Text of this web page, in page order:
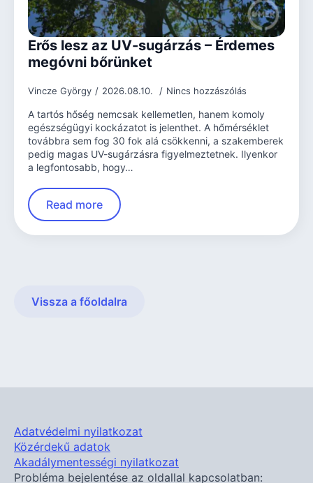
Erős lesz az UV-sugárzás – Érdemes
megóvni bőrünket
Vincze György 2026.08.10. Nincs hozzászólás
A tartós hőség nemcsak kellemetlen, hanem komoly
egészségügyi kockázatot is jelenthet. A hőmérséklet
továbbra sem fog 30 fok alá csökkenni, a szakemberek
pedig magas UV-sugárzásra figyelmeztetnek. Ilyenkor
a legfontosabb, hogy…
Read more
Vissza a főoldalra
Adatvédelmi nyilatkozat
Közérdekű adatok
Akadálymentességi nyilatkozat
Probléma bejelentése az oldallal kapcsolatban: